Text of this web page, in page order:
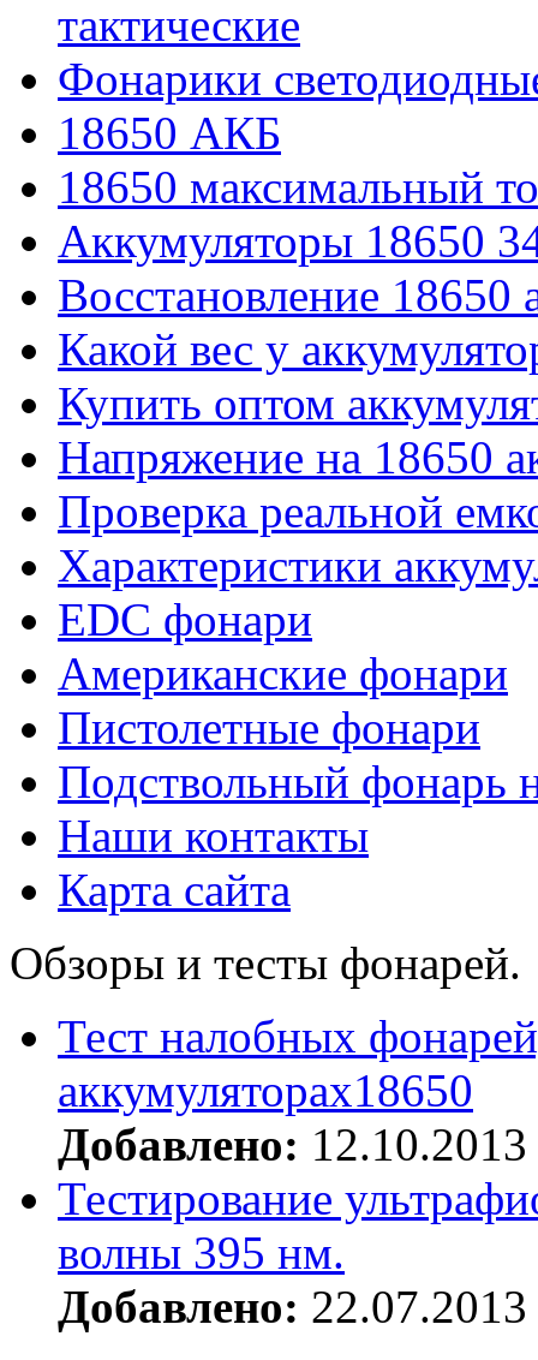
тактические
Фонарики
18650 АКБ
18650 максимальный
Аккумуляторы 18650
Восстановление 18650
Какой вес у
Купить оптом
Напряжение на 18650
Проверка реальной
Характеристики
EDC фонари
Американские фонари
Пистолетные фонари
Подствольный фонарь
Наши контакты
Карта сайта
Обзоры и тесты фонарей.
Тест налобных
аккумуляторах18650
Добавлено: 12.10.2013
Тестирование
волны 395 нм.
Добавлено: 22.07.2013